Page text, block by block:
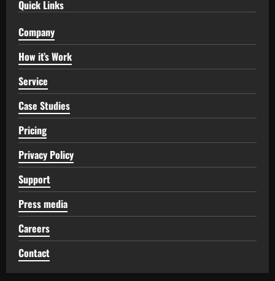
Quick Links
Company
How it’s Work
Service
Case Studies
Pricing
Privacy Policy
Support
Press media
Careers
Contact